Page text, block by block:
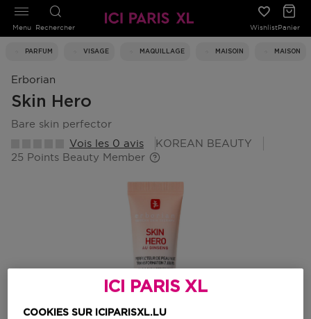
Rechercher WishlistPanier
PARFUM VISAGE MAQUILLAGE MAISOIN MAISON
Menu
Erborian
Skin Hero
bare skin perfector
Vois les 0 avis
KOREAN BEAUTY
25 Points Beauty Member
ICI PARIS XL
COOKIES SUR ICIPARISXL.LU